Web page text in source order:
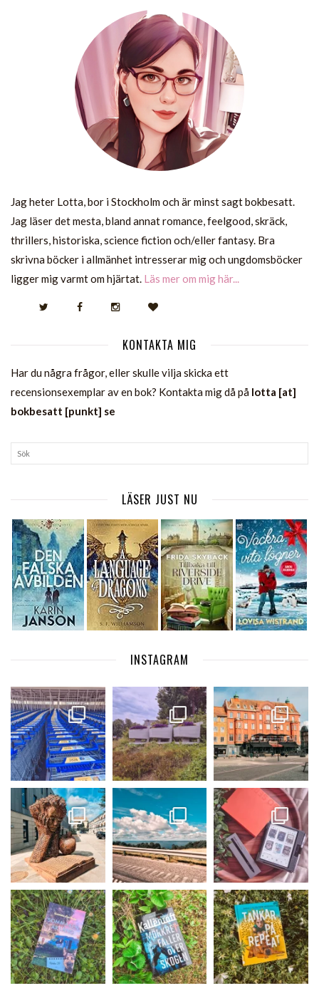
Jag heter Lotta, bor i Stockholm och är minst sagt bokbesatt.
Jag läser det mesta, bland annat romance, feelgood, skräck,
thrillers, historiska, science fiction och/eller fantasy. Bra
skrivna böcker i allmänhet intresserar mig och ungdomsböcker
ligger mig varmt om hjärtat. Läs mer om mig här...
KONTAKTA MIG
Har du några frågor, eller skulle vilja skicka ett
recensionsexemplar av en bok? Kontakta mig då på lotta [at]
bokbesatt [punkt] se
LÄSER JUST NU
INSTAGRAM